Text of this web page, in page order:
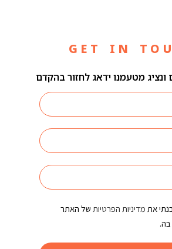
G E T I N T O U
ונציג מטעמנו ידאג לחזור בהקדם
את מדיניות הפרטיות של האתר